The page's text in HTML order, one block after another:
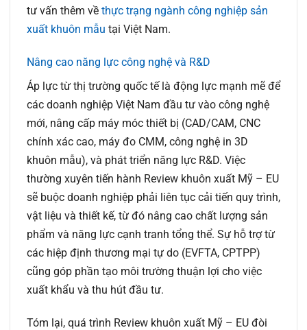
tư vấn thêm về thực trạng ngành công nghiệp sản
xuất khuôn mẫu tại Việt Nam.
Nâng cao năng lực công nghệ và R&D
Áp lực từ thị trường quốc tế là động lực mạnh mẽ để
các doanh nghiệp Việt Nam đầu tư vào công nghệ
mới, nâng cấp máy móc thiết bị (CAD/CAM, CNC
chính xác cao, máy đo CMM, công nghệ in 3D
khuôn mẫu), và phát triển năng lực R&D. Việc
thường xuyên tiến hành Review khuôn xuất Mỹ – EU
sẽ buộc doanh nghiệp phải liên tục cải tiến quy trình,
vật liệu và thiết kế, từ đó nâng cao chất lượng sản
phẩm và năng lực cạnh tranh tổng thể. Sự hỗ trợ từ
các hiệp định thương mại tự do (EVFTA, CPTPP)
cũng góp phần tạo môi trường thuận lợi cho việc
xuất khẩu và thu hút đầu tư.
Tóm lại, quá trình Review khuôn xuất Mỹ – EU đòi